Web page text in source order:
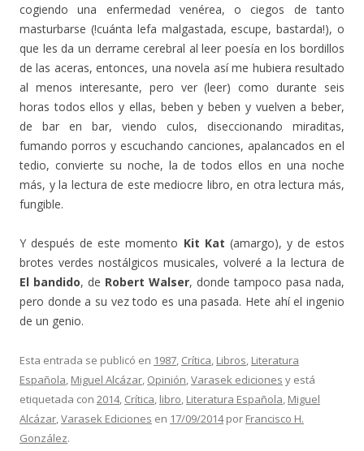
cogiendo una enfermedad venérea, o ciegos de tanto
masturbarse (!cuánta lefa malgastada, escupe, bastarda!), o
que les da un derrame cerebral al leer poesía en los bordillos
de las aceras, entonces, una novela así me hubiera resultado
al menos interesante, pero ver (leer) como durante seis
horas todos ellos y ellas, beben y beben y vuelven a beber,
de bar en bar, viendo culos, diseccionando miraditas,
fumando porros y escuchando canciones, apalancados en el
tedio, convierte su noche, la de todos ellos en una noche
más, y la lectura de este mediocre libro, en otra lectura más,
fungible.
Y después de este momento Kit Kat (amargo), y de estos
brotes verdes nostálgicos musicales, volveré a la lectura de
El bandido, de Robert Walser, donde tampoco pasa nada,
pero donde a su vez todo es una pasada. Hete ahí el ingenio
de un genio.
Esta entrada se publicó en 1987 Crítica Libros Literatura
Española Miguel Alcázar Opinión Varasek ediciones y está
etiquetada con 2014, Crítica libro Literatura Española Miguel
Alcázar Varasek Ediciones en 17/09/2014por Francisco H.
González.